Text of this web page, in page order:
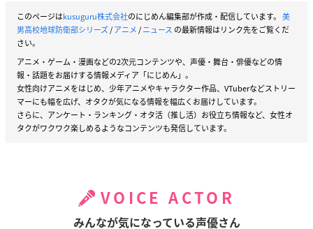
このページはkusuguru株式会社のにじめん編集部が作成・配信しています。 美
男高校地球防衛部シリーズ/アニメ/ニュース の最新情報はリンク先をご覧くだ
さい。
アニメ・ゲーム・漫画などの2次元コンテンツや、声優・舞台・俳優などの情
報・話題をお届けする情報メディア「にじめん」。
女性向けアニメをはじめ、少年アニメやキャラクター作品、VTuberなどストリー
マーにも幅を広げ、オタクが気になる情報を幅広くお届けしています。
さらに、アンケート・ランキング・オタ活（推し活）お役立ち情報など、女性オ
タクがワクワク楽しめるようなコンテンツも発信しています。
VOICE ACTOR
みんなが気になっている声優さん